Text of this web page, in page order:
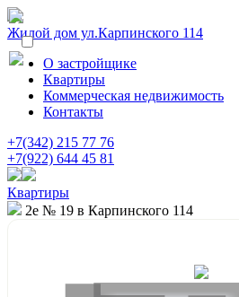
Жилой дом ул.Карпинского 114
О застройщике
Квартиры
Коммерческая недвижимость
Контакты
+7(342) 215 77 76
+7(922) 644 45 81
Квартиры
2е № 19 в Карпинского 114